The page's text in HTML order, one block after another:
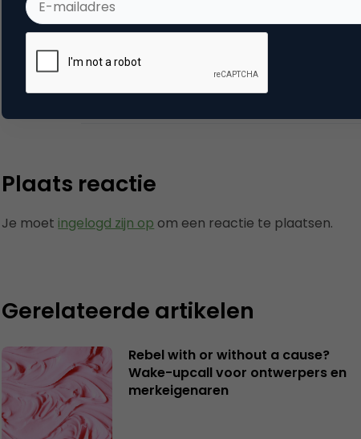
Plaats reactie
Je moet ingelogd zijn op om een reactie te plaatsen.
Gerelateerde artikelen
Rebel with or without a cause?
Wake-upcall voor ontwerpers en
merkeigenaren